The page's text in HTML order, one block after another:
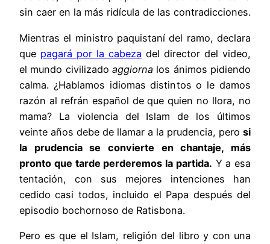
sin caer en la más ridícula de las contradicciones.
Mientras el ministro paquistaní del ramo, declara
que pagará por la cabeza del director del video,
el mundo civilizado aggiorna los ánimos pidiendo
calma. ¿Hablamos idiomas distintos o le damos
razón al refrán español de que quien no llora, no
mama? La violencia del Islam de los últimos
veinte años debe de llamar a la prudencia, pero si
la prudencia se convierte en chantaje, más
pronto que tarde perderemos la partida. Y a esa
tentación, con sus mejores intenciones han
cedido casi todos, incluido el Papa después del
episodio bochornoso de Ratisbona.
Pero es que el Islam, religión del libro y con una